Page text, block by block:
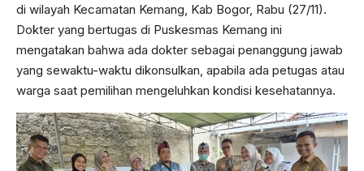
di wilayah Kecamatan Kemang, Kab Bogor, Rabu (27/11).
Dokter yang bertugas di Puskesmas Kemang ini
mengatakan bahwa ada dokter sebagai penanggung jawab
yang sewaktu-waktu dikonsulkan, apabila ada petugas atau
warga saat pemilihan mengeluhkan kondisi kesehatannya.